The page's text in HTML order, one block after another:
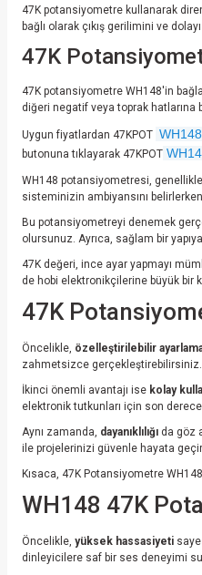
47K potansiyometre kullanarak
bağlı olarak çıkış gerilimini ve
47K
47K potansiyometre WH148'in
diğeri negatif veya toprak
Uygun fiyatlardan 47KPOT WH148
butonuna tıklayarak 47KPOT
WH148 potansiyometresi,
sisteminizin ambiyansını
Bu potansiyometreyi denemek
olursunuz. Ayrıca, sağlam bir
47K değeri, ince ayar yapmayı
de hobi elektronikçilerine büyük bir
47K
Öncelikle, özelleştirilebilir
zahmetsizce
İkinci önemli avantajı ise kolay
elektronik tutkunları için son
Aynı zamanda, dayanıklılığı da göz
ile projelerinizi güvenle hayata
Kısaca, 47K Potansiyometre
WH148 47K
Öncelikle, yüksek hassasiyeti
dinleyicilere saf bir ses deneyimi